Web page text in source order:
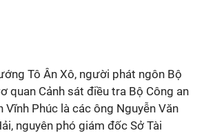
Tô Ân Xô, người phát ngôn Bộ
quan Cảnh sát điều tra Bộ Công an
Phúc là các ông Nguyễn Văn
nguyên phó giám đốc Sở Tài